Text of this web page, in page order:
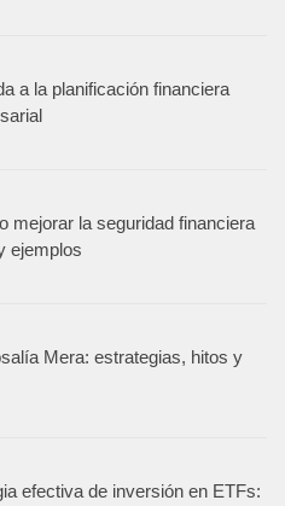
a la planificación financiera
mejorar la seguridad financiera
ejemplos
Mera: estrategias, hitos y
efectiva de inversión en ETFs: